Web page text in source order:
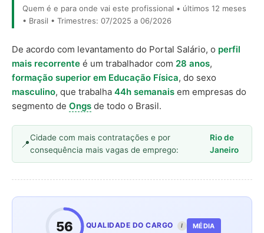
Quem é e para onde vai este profissional • últimos 12 meses
• Brasil • Trimestres: 07/2025 a 06/2026
De acordo com levantamento do Portal Salário, o perfil
mais recorrente é um trabalhador com 28 anos,
formação superior em Educação Física, do sexo
masculino, que trabalha 44h semanais em empresas do
segmento de Ongs de todo o Brasil.
Cidade com mais contratações e por
consequência mais vagas de emprego:
Rio de
Janeiro
56 QUALIDADE DO CARGO I MÉDIA